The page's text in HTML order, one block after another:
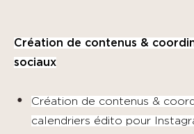
Création de contenus &
sociaux
Création de contenus &
calendriers édito pour